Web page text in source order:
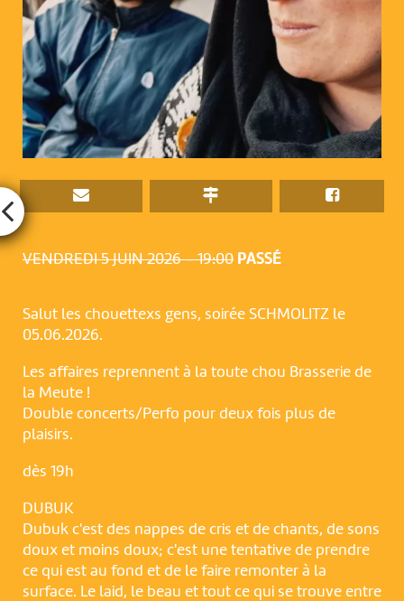
VENDREDI 5 JUIN 2026 – 19:00 PASSÉ
Salut les chouettexs gens, soirée SCHMOLITZ le
05.06.2026.
Les affaires reprennent à la toute chou Brasserie de
la Meute !
Double concerts/Perfo pour deux fois plus de
plaisirs.
dès 19h
DUBUK
Dubuk c'est des nappes de cris et de chants, de sons
doux et moins doux; c'est une tentative de prendre
ce qui est au fond et de le faire remonter à la
surface. Le laid, le beau et tout ce qui se trouve entre